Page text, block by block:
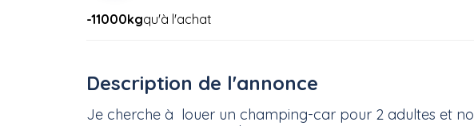
-11000kgqu'à l'achat
Description de l'annonce
Je cherche à louer un champing-car pour 2 adultes et